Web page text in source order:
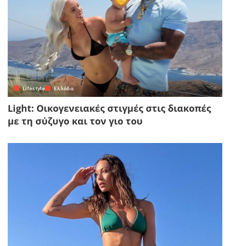
Lifestyle Ελλάδα
Light: Οικογενειακές στιγμές στις διακοπές
με τη σύζυγο και τον γιο του